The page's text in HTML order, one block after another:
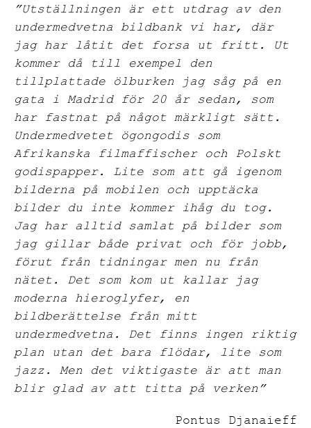
”Utställningen är ett utdrag av den
undermedvetna bildbank vi har, där
jag har låtit det forsa ut fritt. Ut
kommer då till exempel den
tillplattade ölburken jag såg på en
gata i Madrid för 20 år sedan, som
har fastnat på något märkligt sätt.
Undermedvetet ögongodis som
Afrikanska filmaffischer och Polskt
godispapper. Lite som att gå igenom
bilderna på mobilen och upptäcka
bilder du inte kommer ihåg du tog.
Jag har alltid samlat på bilder som
jag gillar både privat och för jobb,
förut från tidningar men nu från
nätet. Det som kom ut kallar jag
moderna hieroglyfer, en
bildberättelse från mitt
undermedvetna. Det finns ingen riktig
plan utan det bara flödar, lite som
jazz. Men det viktigaste är att man
blir glad av att titta på verken”
Pontus Djanaieff